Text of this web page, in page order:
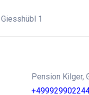
1
Pension Kilger,